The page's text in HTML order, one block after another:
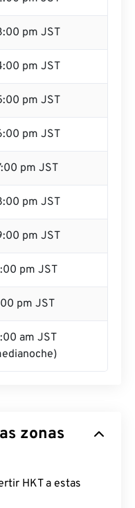
pm JST
pm JST
pm JST
pm JST
pm JST
pm JST
pm JST
pm JST
pm JST
am JST
zonas
HKT a estas